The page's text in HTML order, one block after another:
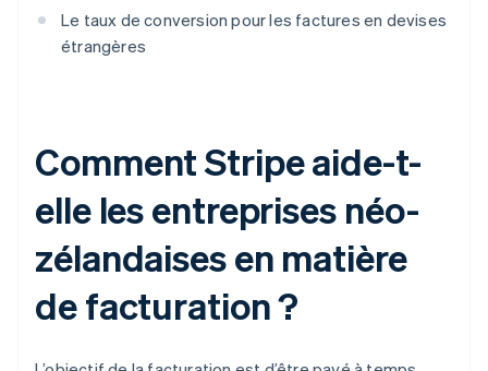
Le taux de conversion pour les factures en devises
étrangères
Comment Stripe aide-t-
elle les entreprises néo-
zélandaises en matière
de facturation ?